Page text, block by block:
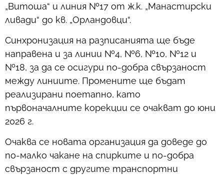
„Витоша“ и линия №17 от ж.к. „Манастирски
ливади“ до кв. „Орландовци“.
Синхронизация на разписанията ще бъде
направена и за линии №4, №6, №10, №12 и
№18, за да се осигури по-добра свързаност
между линиите. Промените ще бъдат
реализирани поетапно, като
първоначалните корекции се очакват до юни
2026 г.
Очаква се новата организация да доведе до
по-малко чакане на спирките и по-добра
свързаност с другите транспортни